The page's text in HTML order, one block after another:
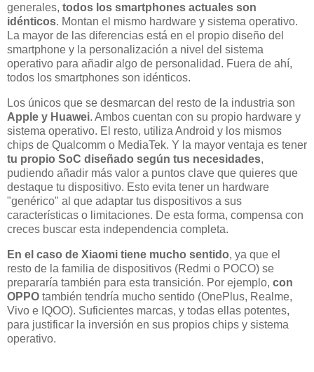
generales, todos los smartphones actuales son
idénticos. Montan el mismo hardware y sistema operativo.
La mayor de las diferencias está en el propio diseño del
smartphone y la personalización a nivel del sistema
operativo para añadir algo de personalidad. Fuera de ahí,
todos los smartphones son idénticos.
Los únicos que se desmarcan del resto de la industria son
Apple y Huawei. Ambos cuentan con su propio hardware y
sistema operativo. El resto, utiliza Android y los mismos
chips de Qualcomm o MediaTek. Y la mayor ventaja es tener
tu propio SoC diseñado según tus necesidades,
pudiendo añadir más valor a puntos clave que quieres que
destaque tu dispositivo. Esto evita tener un hardware
"genérico" al que adaptar tus dispositivos a sus
características o limitaciones. De esta forma, compensa con
creces buscar esta independencia completa.
En el caso de Xiaomi tiene mucho sentido, ya que el
resto de la familia de dispositivos (Redmi o POCO) se
prepararía también para esta transición. Por ejemplo, con
OPPO también tendría mucho sentido (OnePlus, Realme,
Vivo e IQOO). Suficientes marcas, y todas ellas potentes,
para justificar la inversión en sus propios chips y sistema
operativo.